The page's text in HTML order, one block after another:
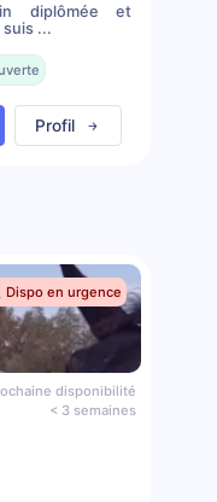
diplômée et
...
Profil
Dispo en urgence
disponibilité
< 3 semaines